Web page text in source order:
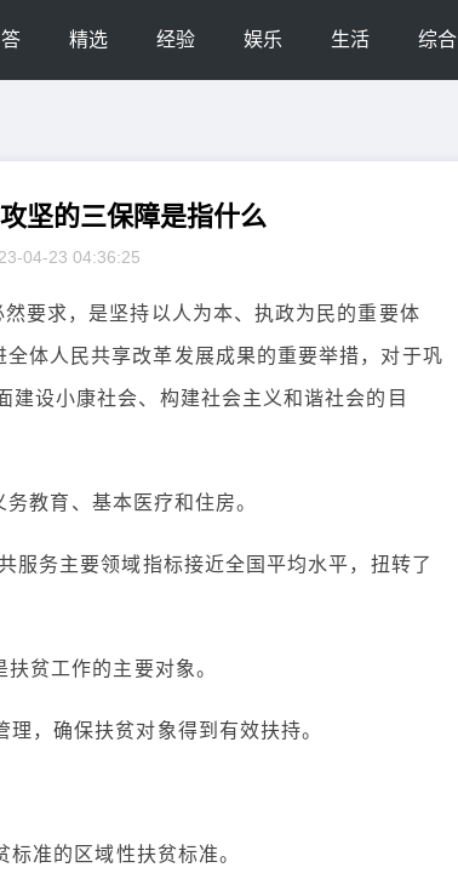
精选 经验 娱乐 生活 综合
坚的三保障是指什么
04-23 04:36:25
要求，是坚持以人为本、执政为民的重要体
体人民共享改革发展成果的重要举措，对于巩
建设小康社会、构建社会主义和谐社会的目
教育、基本医疗和住房。
服务主要领域指标接近全国平均水平，扭转了
贫工作的主要对象。
，确保扶贫对象得到有效扶持。
准的区域性扶贫标准。